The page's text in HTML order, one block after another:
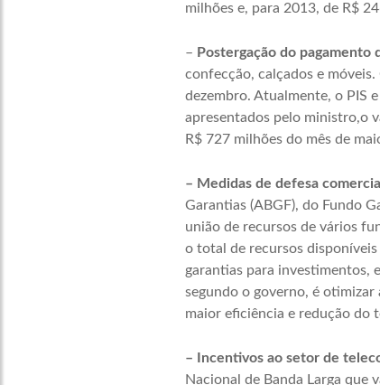
milhões e, para 2013, de R$
– Postergação do pagamento
confecção, calçados e
dezembro. Atualmente, o PIS
apresentados pelo ministro,o
R$ 727 milhões do mês de
– Medidas de defesa
Garantias (ABGF), do Fundo
união de recursos de vários
o total de recursos
garantias para investimentos,
segundo o governo, é
maior eficiência e redução do
– Incentivos ao setor de
Nacional de Banda Larga que